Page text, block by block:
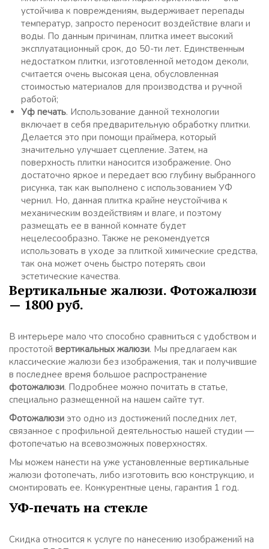
устойчива к повреждениям, выдерживает перепады
температур, запросто переносит воздействие влаги и
воды. По данным причинам, плитка имеет высокий
эксплуатационный срок, до 50-ти лет. Единственным
недостатком плитки, изготовленной методом деколи,
считается очень высокая цена, обусловленная
стоимостью материалов для производства и ручной
работой;
Уф печать. Использование данной технологии
включает в себя предварительную обработку плитки.
Делается это при помощи праймера, который
значительно улучшает сцепление. Затем, на
поверхность плитки наносится изображение. Оно
достаточно яркое и передает всю глубину выбранного
рисунка, так как выполнено с использованием УФ
чернил. Но, данная плитка крайне неустойчива к
механическим воздействиям и влаге, и поэтому
размещать ее в ванной комнате будет
нецелесообразно. Также не рекомендуется
использовать в уходе за плиткой химические средства,
так она может очень быстро потерять свои
эстетические качества.
Вертикальные жалюзи. Фотожалюзи
— 1800 руб.
В интерьере мало что способно сравниться с удобством и
простотой вертикальных жалюзи. Мы предлагаем как
классические жалюзи без изображения, так и получившие
в последнее время большое распространение
фотожалюзи. Подробнее можно почитать в статье,
специально размещенной на нашем сайте тут.
Фотожалюзи это одно из достижений последних лет,
связанное с профильной деятельностью нашей студии —
фотопечатью на всевозможных поверхностях.
Мы можем нанести на уже установленные вертикальные
жалюзи фотопечать, либо изготовить всю конструкцию, и
смонтировать ее. Конкурентные цены, гарантия 1 год.
УФ-печать на стекле
Скидка относится к услуге по нанесению изображений на